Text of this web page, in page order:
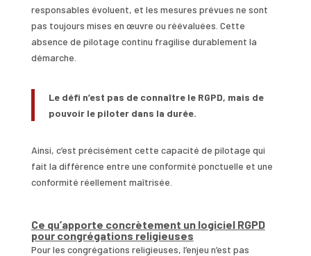
responsables évoluent, et les mesures prévues ne sont
pas toujours mises en œuvre ou réévaluées. Cette
absence de pilotage continu fragilise durablement la
démarche.
Le défi n’est pas de connaître le RGPD, mais de
pouvoir le piloter dans la durée.
Ainsi, c’est précisément cette capacité de pilotage qui
fait la différence entre une conformité ponctuelle et une
conformité réellement maîtrisée.
Ce qu’apporte concrètement un logiciel RGPD
pour congrégations religieuses
Pour les congrégations religieuses, l’enjeu n’est pas